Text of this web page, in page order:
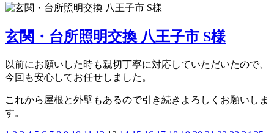
玄関・台所照明交換 八王子市 S様
以前にお願いした時も親切丁寧に対応していただいたので、
今回も安心してお任せしました。
これから屋根と外壁もあるので引き続きよろしくお願いしま
す。